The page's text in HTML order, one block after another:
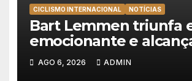
CICLISMO INTERNACIONAL NOTÍCIAS
Bart Lemmen triunfa
emocionante e
primeira vitória da
Volta à Polónia
AGO 6, 2026 ADMIN